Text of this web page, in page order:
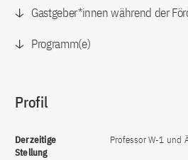
Gastgeber*innen während der
Programm(e)
Profil
Derzeitige
Stellung
Professor W-1 und